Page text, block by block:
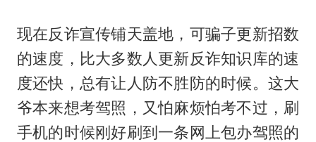
现在反诈宣传铺天盖地，可骗子更新招数
的速度，比大多数人更新反诈知识库的速
度还快，总有让人防不胜防的时候。这大
爷本来想考驾照，又怕麻烦怕考不过，刷
手机的时候刚好刷到一条网上包办驾照的